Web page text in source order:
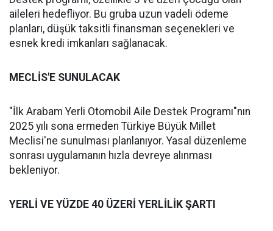
aileleri hedefliyor. Bu gruba uzun vadeli ödeme
planları, düşük taksitli finansman seçenekleri ve
esnek kredi imkanları sağlanacak.
MECLİS'E SUNULACAK
"İlk Arabam Yerli Otomobil Aile Destek Programı"nın
2025 yılı sona ermeden Türkiye Büyük Millet
Meclisi'ne sunulması planlanıyor. Yasal düzenleme
sonrası uygulamanın hızla devreye alınması
bekleniyor.
YERLİ VE YÜZDE 40 ÜZERİ YERLİLİK ŞARTI